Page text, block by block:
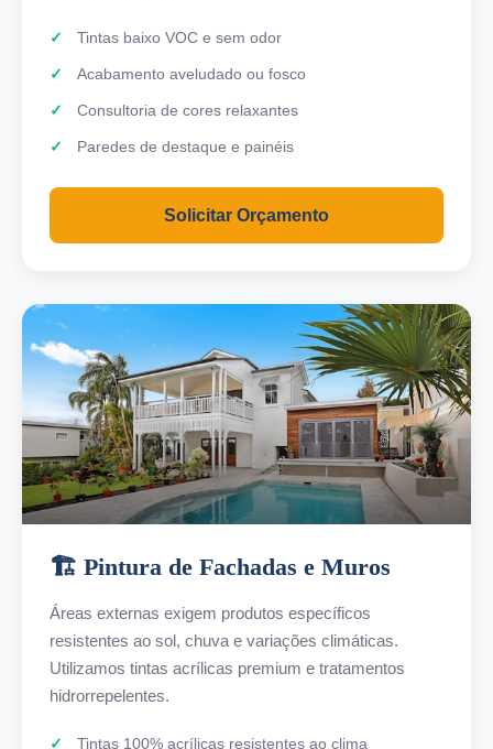
Tintas baixo VOC e sem odor
Acabamento aveludado ou fosco
Consultoria de cores relaxantes
Paredes de destaque e painéis
Solicitar Orçamento
🏗️ Pintura de Fachadas e Muros
Áreas externas exigem produtos específicos
resistentes ao sol, chuva e variações climáticas.
Utilizamos tintas acrílicas premium e tratamentos
hidrorrepelentes.
Tintas 100% acrílicas resistentes ao clima